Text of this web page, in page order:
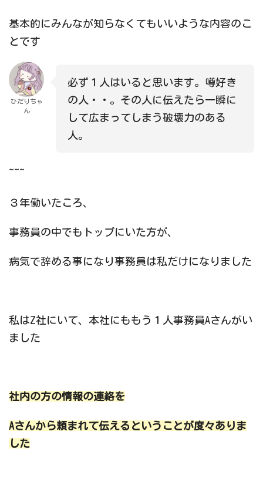
基本的にみんなが知らなくてもいいような内容のこ
とです
ひだりちゃ
ん
必ず１人はいると思います。噂好き
の人・・。その人に伝えたら一瞬に
して広まってしまう破壊力のある
人。
~~~
３年働いたころ、
事務員の中でもトップにいた方が、
病気で辞める事になり事務員は私だけになりました
私はZ社にいて、本社にももう１人事務員Aさんがい
ました
社内の方の情報の連絡を
Aさんから頼まれて伝えるということが度々ありま
した